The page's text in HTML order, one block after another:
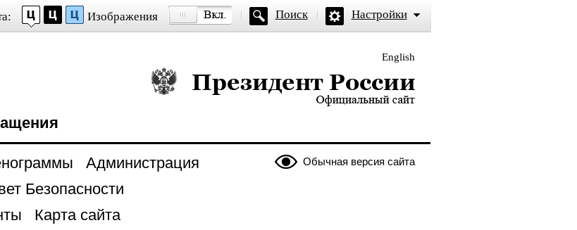
Изображения Поиск Настройки
English
Президент России — официальный сайт
Обычная версия сайта
Администрация
Безопасности
Карта сайта